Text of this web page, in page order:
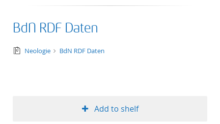
BdN RDF Daten
text/tg.collection+tg.aggregation+xml
Neologie BdN RDF Daten
Add to shelf